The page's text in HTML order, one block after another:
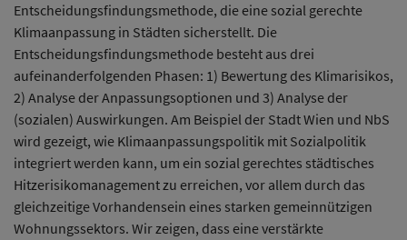
Entscheidungsfindungsmethode, die eine sozial gerechte
Klimaanpassung in Städten sicherstellt. Die
Entscheidungsfindungsmethode besteht aus drei
aufeinanderfolgenden Phasen: 1) Bewertung des Klimarisikos,
2) Analyse der Anpassungsoptionen und 3) Analyse der
(sozialen) Auswirkungen. Am Beispiel der Stadt Wien und NbS
wird gezeigt, wie Klimaanpassungspolitik mit Sozialpolitik
integriert werden kann, um ein sozial gerechtes städtisches
Hitzerisikomanagement zu erreichen, vor allem durch das
gleichzeitige Vorhandensein eines starken gemeinnützigen
Wohnungssektors. Wir zeigen, dass eine verstärkte